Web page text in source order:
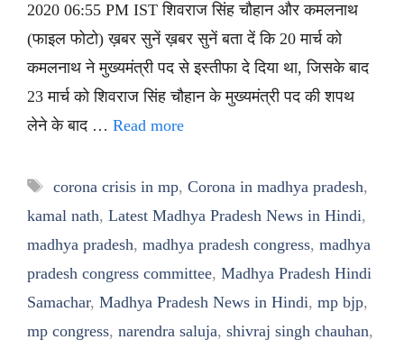
2020 06:55 PM IST शिवराज सिंह चौहान और कमलनाथ
(फाइल फोटो) ख़बर सुनें ख़बर सुनें बता दें कि 20 मार्च को
कमलनाथ ने मुख्यमंत्री पद से इस्तीफा दे दिया था, जिसके बाद
23 मार्च को शिवराज सिंह चौहान के मुख्यमंत्री पद की शपथ
लेने के बाद … Read more
Tags
corona crisis in mp, Corona in madhya pradesh,
kamal nath, Latest Madhya Pradesh News in Hindi,
madhya pradesh, madhya pradesh congress, madhya
pradesh congress committee, Madhya Pradesh Hindi
Samachar, Madhya Pradesh News in Hindi, mp bjp,
mp congress, narendra saluja, shivraj singh chauhan,